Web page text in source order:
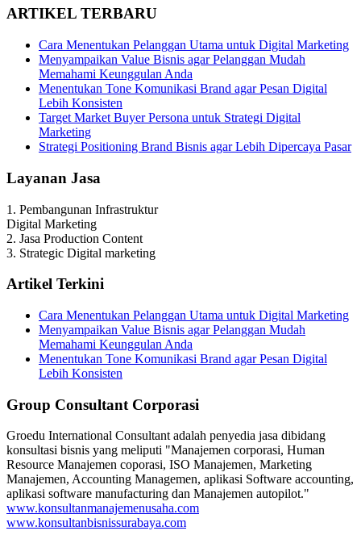
ARTIKEL TERBARU
Cara Menentukan Pelanggan Utama untuk Digital Marketing
Menyampaikan Value Bisnis agar Pelanggan Mudah
Memahami Keunggulan Anda
Menentukan Tone Komunikasi Brand agar Pesan Digital
Lebih Konsisten
Target Market Buyer Persona untuk Strategi Digital
Marketing
Strategi Positioning Brand Bisnis agar Lebih Dipercaya Pasar
Layanan Jasa
1. Pembangunan Infrastruktur
Digital Marketing
2. Jasa Production Content
3. Strategic Digital marketing
Artikel Terkini
Cara Menentukan Pelanggan Utama untuk Digital Marketing
Menyampaikan Value Bisnis agar Pelanggan Mudah
Memahami Keunggulan Anda
Menentukan Tone Komunikasi Brand agar Pesan Digital
Lebih Konsisten
Group Consultant Corporasi
Groedu International Consultant adalah penyedia jasa dibidang
konsultasi bisnis yang meliputi "Manajemen corporasi, Human
Resource Manajemen coporasi, ISO Manajemen, Marketing
Manajemen, Accounting Managemen, aplikasi Software accounting,
aplikasi software manufacturing dan Manajemen autopilot."
www.konsultanmanajemenusaha.com
www.konsultanbisnissurabaya.com